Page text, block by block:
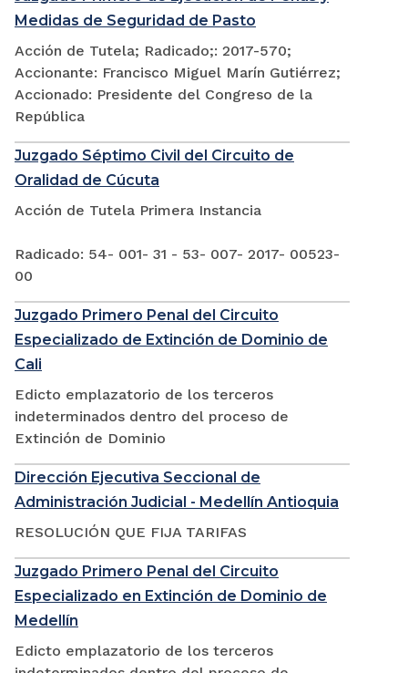
Medidas de Seguridad de Pasto
Acción de Tutela; Radicado;: 2017-570;
Accionante: Francisco Miguel Marín Gutiérrez;
Accionado: Presidente del Congreso de la
República
Juzgado Séptimo Civil del Circuito de
Oralidad de Cúcuta
Acción de Tutela Primera Instancia
Radicado: 54- 001- 31 - 53- 007- 2017- 00523-
00
Juzgado Primero Penal del Circuito
Especializado de Extinción de Dominio de
Cali
Edicto emplazatorio de los terceros
indeterminados dentro del proceso de
Extinción de Dominio
Dirección Ejecutiva Seccional de
Administración Judicial - Medellín Antioquia
RESOLUCIÓN QUE FIJA TARIFAS
Juzgado Primero Penal del Circuito
Especializado en Extinción de Dominio de
Medellín
Edicto emplazatorio de los terceros